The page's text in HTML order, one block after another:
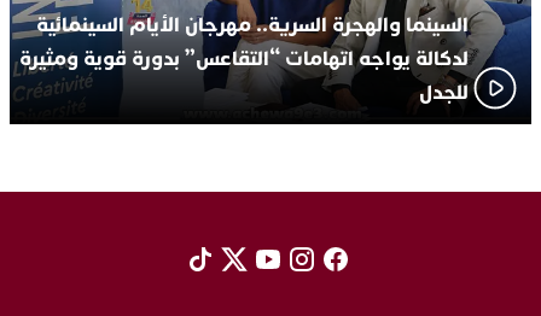
السينما والهجرة السرية.. مهرجان الأيام السينمائية
لدكالة يواجه اتهامات “التقاعس” بدورة قوية ومثيرة
للجدل